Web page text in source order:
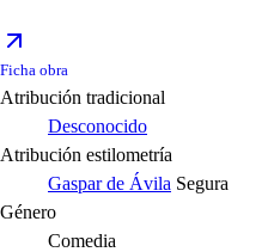
Ficha obra
Atribución tradicional
Desconocido
Atribución estilometría
Gaspar de Ávila Segura
Género
Comedia